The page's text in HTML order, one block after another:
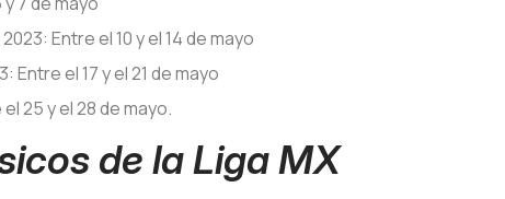
Entre el 10 y el 14 de mayo
Entre el 17 y el 21 de mayo
25 y el 28 de mayo.
de la Liga MX